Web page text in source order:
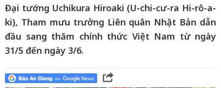
Đại tướng Uchikura Hiroaki (U-chi-cư-ra Hi-rô-a-
ki), Tham mưu trưởng Liên quân Nhật Bản dẫn
đầu sang thăm chính thức Việt Nam từ ngày
31/5 đến ngày 3/6.